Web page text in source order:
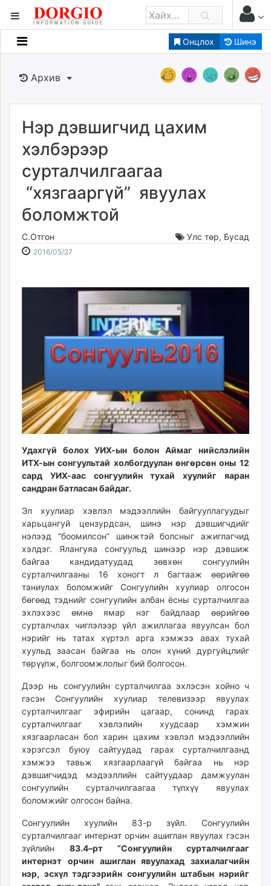
Онцлох Шинэ
Мэдээллийн
Банк санхүү
Бизнес ААН
Төрийн
Нийслэлийн
dorgio.mn
Gogo.mn
news.mn
zindaa.mn
Baabar.mn
24tsag.mn
shuud.mn
ergelt.mn
zarig.mn
today.mn
zuv.mn
mminfo.mn
ugluu.mn
urlag.mn
unen.mn
asu.mn
shudarga.mn
shuurhai.mn
unuudur.mn
isee.mn
mglradio.com
fact.mn
itoim.mn
tumen.mn
shuum.mn
times.mn
mass.mn
unegui.mn
assa.mn
toim.mn
tac.mn
paparazzi.mn
unread.today
Архив
Нэр дэвшигчид цахим
хэлбэрээр
сурталчилгаагаа
“хязгааргүй” явуулах
боломжтой
С.Отгон Улс төр, Бусад
2016/05/27
09:00:28
14:33:49
Удахгүй болох УИХ-ын болон Аймаг нийслэлийн
ИТХ-ын сонгуультай холбогдуулан өнгөрсөн оны 12
сард УИХ-аас сонгуулийн тухай хуулийг яаран
сандран батласан байдаг.
Эл хуулиар хэвлэл мэдээллийн байгууллагуудыг
харьцангуй цензурдсан, шинэ нэр дэвшигчдийг
нэлээд “боомилсон” шинжтэй болсныг ажиглагчид
хэлдэг. Ялангуяа сонгуульд шинээр нэр дэвшиж
байгаа кандидатуудад зөвхөн сонгуулийн
сурталчилгааны 16 хоногт л багтааж өөрийгөө
таниулах боломжийг Сонгуулийн хуулиар олгосон
бөгөөд тэднийг сонгуулийн албан ёсны сурталчилгаа
эхлэхээс өмнө ямар нэг байдлаар өөрийгөө
сурталчлах чиглэлээр үйл ажиллагаа явуулсан бол
нэрийг нь татах хүртэл арга хэмжээ авах тухай
хуульд заасан байгаа нь олон хүний дургуйцлийг
төрүүлж, болгоомжлолыг бий болгосон.
Дээр нь сонгуулийн сурталчилгаа эхлэсэн хойно ч
гэсэн Сонгуулийн хуулиар телевизээр явуулах
сурталчилгааг эфирийн цагаар, сонинд гарах
сурталчилгааг хэвлэлийн хуудсаар хэмжин
хязгаарласан бол харин цахим хэвлэл мэдээллийн
хэрэгсэл буюу сайтуудад гарах сурталчилгаанд
хэмжээ тавьж хязгаарлаагүй байгаа нь нэр
дэвшигчидэд мэдээллийн сайтуудаар дамжуулан
сонгуулийн сурталчилгаагаа түлхүү явуулах
боломжийг олгосон байна.
Сонгуулийн хуулийн 83-р зүйл. Сонгуулийн
сурталчилгааг интернэт орчин ашиглан явуулах гэсэн
зүйлийн 83.4–рт “Сонгуулийн сурталчилгааг
интернэт орчин ашиглан явуулахад захиалагчийн
нэр, эсхүл тэдгээрийн сонгуулийн штабын нэрийг